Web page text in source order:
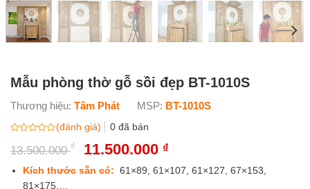
Mẫu phòng thờ gỗ sồi đẹp BT-1010S
Thương hiệu: Tâm Phát MSP: BT-1010S
xếp
(đánh giá) 0đã bán
13.500.000₫
Giá
gốc
là:
11.500.000 ₫Giá
tại
Kích thước sẵn có: 61×89, 61×107, 61×127, 67×153,
81×175,…